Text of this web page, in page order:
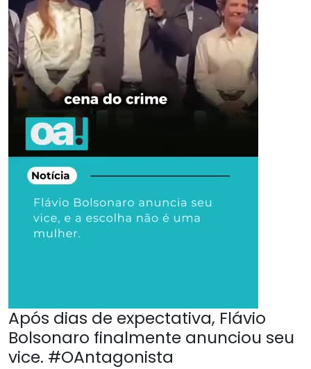
Após dias de expectativa, Flávio
Bolsonaro finalmente anunciou seu
vice. #OAntagonista